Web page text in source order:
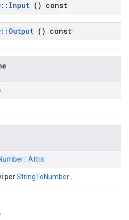
:: Input () const
:: Output () const
Attrs
perStringToNumber